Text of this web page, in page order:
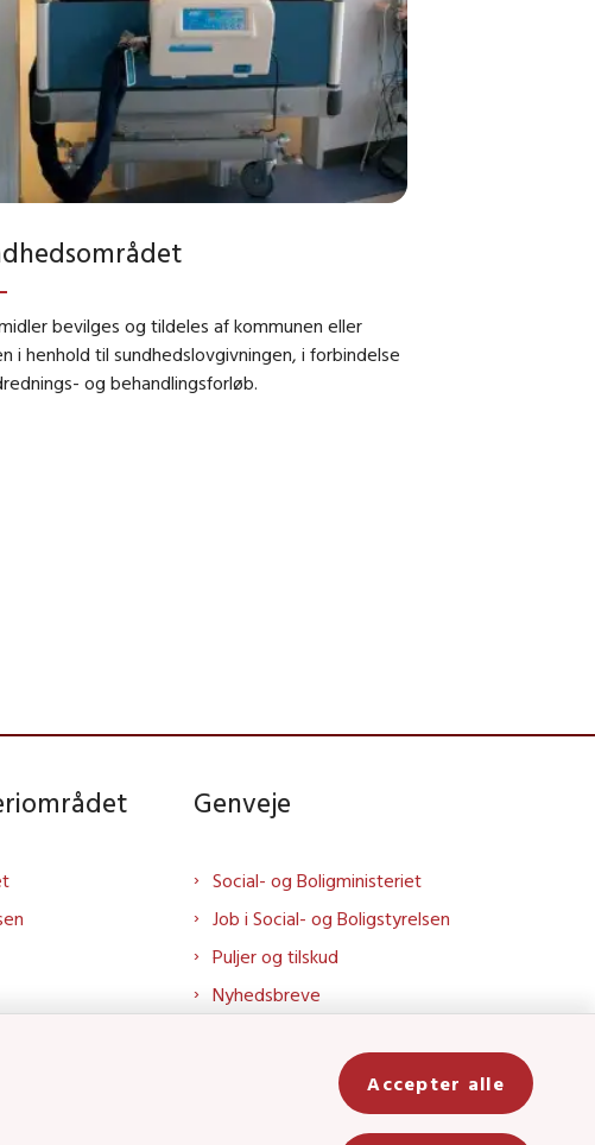
bevilges og tildeles af kommunen eller
i henhold til sundhedslovgivningen, i forbindelse
og behandlingsforløb.
Genveje
Social- og Boligministeriet
Job i Social- og Boligstyrelsen
Puljer og tilskud
Nyhedsbreve
Social- og Boligstyrelsens nyheder
som RSS feed
Accepter alle